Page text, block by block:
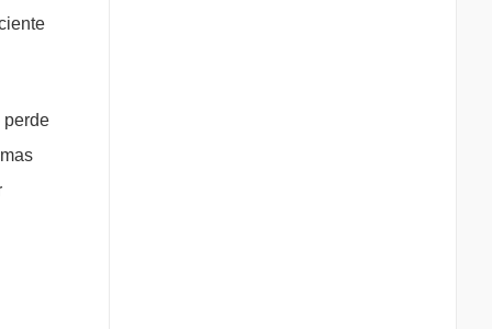
perde